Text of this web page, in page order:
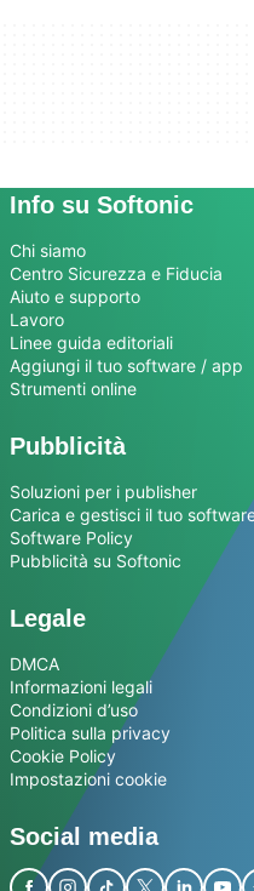
Info su Softonic
Chi siamo
Centro Sicurezza e Fiducia
Aiuto e supporto
Lavoro
Linee guida editoriali
Aggiungi il tuo software / app
Strumenti online
Pubblicità
Soluzioni per i publisher
Carica e gestisci il tuo
Software Policy
Pubblicità su Softonic
Legale
DMCA
Informazioni legali
Condizioni d’uso
Politica sulla privacy
Cookie Policy
Impostazioni cookie
Social media